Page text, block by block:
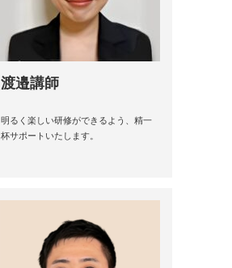
渡邉講師
明るく楽しい研修ができるよう、精一
杯サポートいたします。